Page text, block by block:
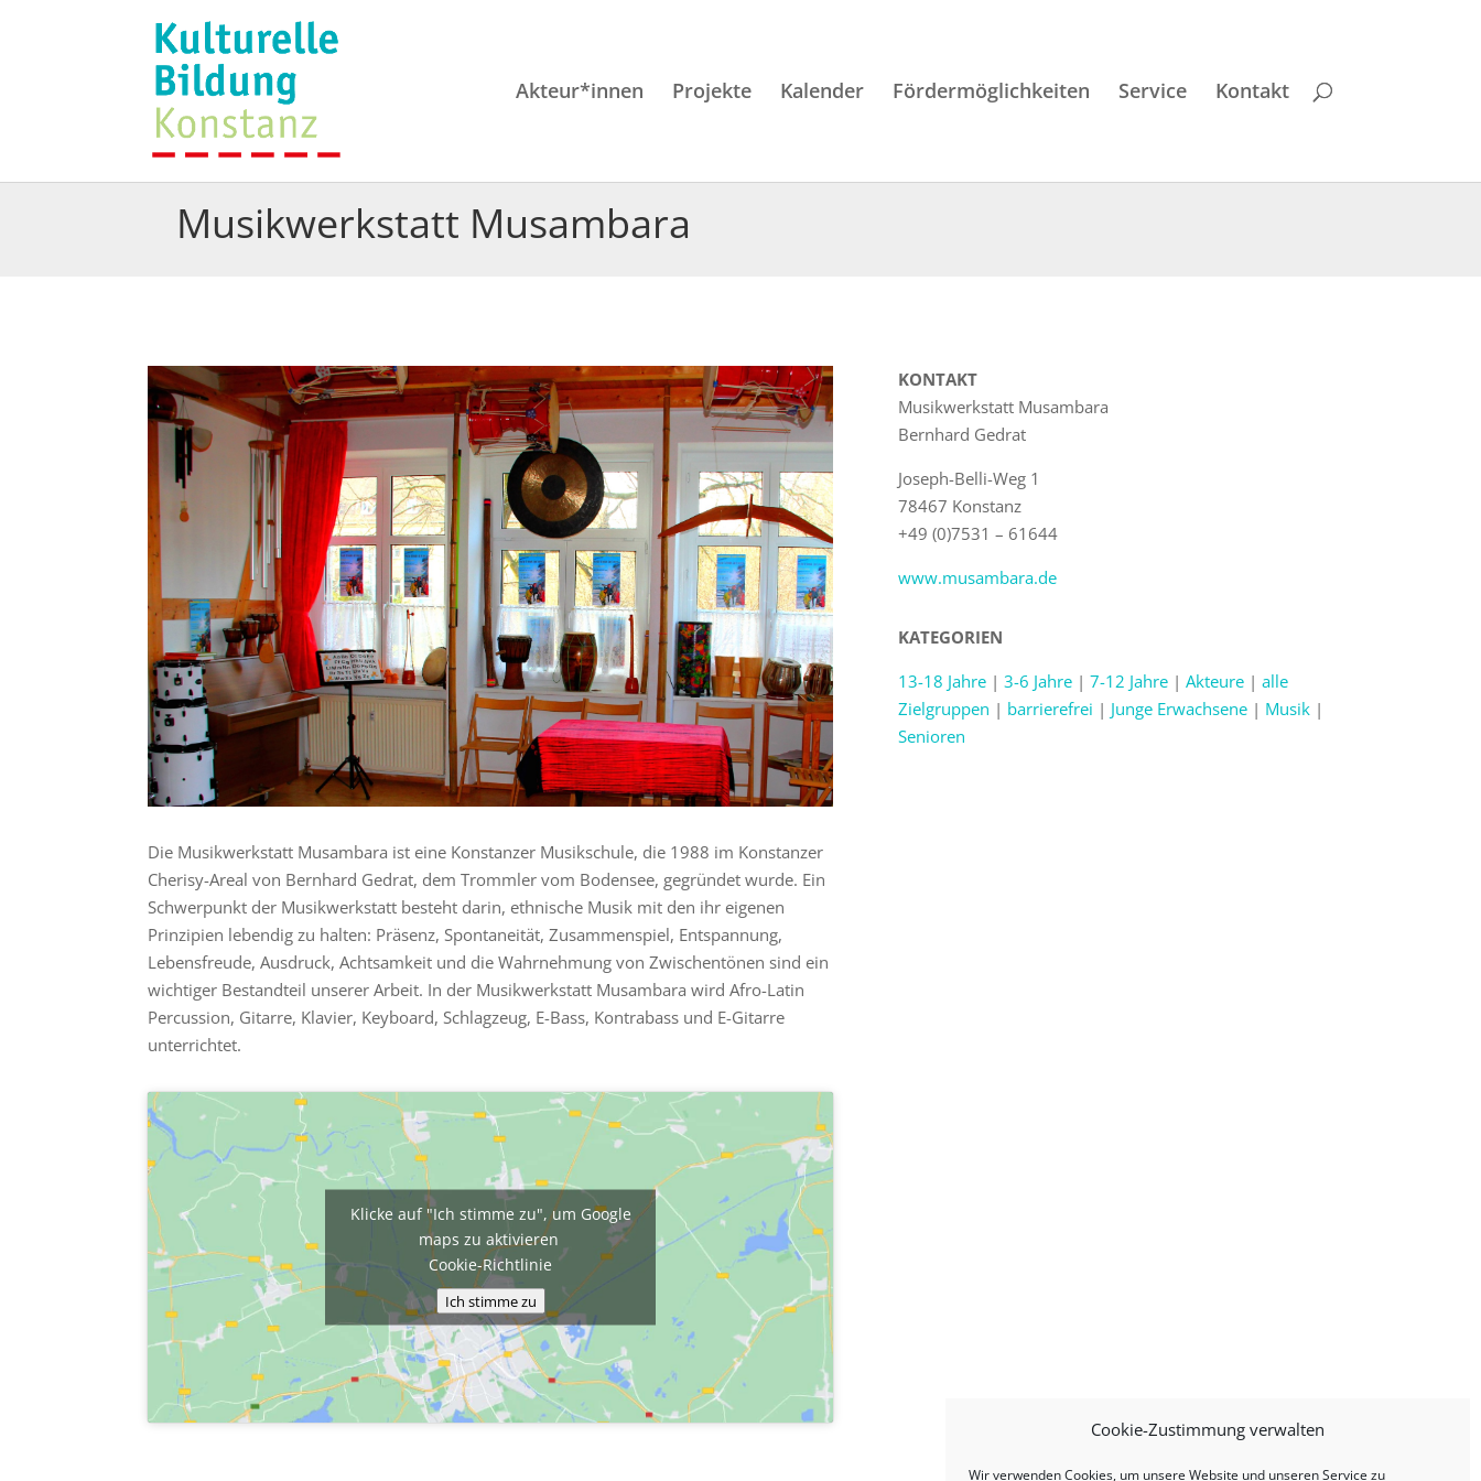
Cookie-Zustimmung verwalten
Wir verwenden Cookies, um unsere Website und unseren Service zu
Akteur*innen Projekte Kalender Fördermöglichkeiten Service Kontakt
Musikwerkstatt Musambara
Die Musikwerkstatt Musambara ist eine Konstanzer Musikschule, die 1988 im Konstanzer
Cherisy-Areal von Bernhard Gedrat, dem Trommler vom Bodensee, gegründet wurde. Ein
Schwerpunkt der Musikwerkstatt besteht darin, ethnische Musik mit den ihr eigenen
Prinzipien lebendig zu halten: Präsenz, Spontaneität, Zusammenspiel, Entspannung,
Lebensfreude, Ausdruck, Achtsamkeit und die Wahrnehmung von Zwischentönen sind ein
wichtiger Bestandteil unserer Arbeit. In der Musikwerkstatt Musambara wird Afro-Latin
Percussion, Gitarre, Klavier, Keyboard, Schlagzeug, E-Bass, Kontrabass und E-Gitarre
unterrichtet.
Klicke auf "Ich stimme zu", um Google
maps zu aktivieren
Cookie-Richtlinie
Ich stimme zu
KONTAKT
Musikwerkstatt Musambara
Bernhard Gedrat
Joseph-Belli-Weg 1
78467 Konstanz
+49 (0)7531 – 61644
www.musambara.de
KATEGORIEN
13-18 Jahre| 3-6 Jahre| 7-12 Jahre| Akteure| alle
Zielgruppen | barrierefrei | Junge Erwachsene| Musik|
Senioren